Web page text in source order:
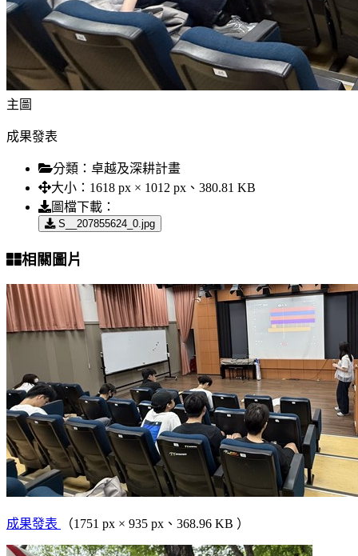
主圖
成果發表
分類： 卓越及深耕計畫
大小： 1618 px × 1012 px、380.81 KB
圖檔下載：
S__207855624_0.jpg
相關圖片
成果發表 （1751 px × 935 px、368.96 KB ）